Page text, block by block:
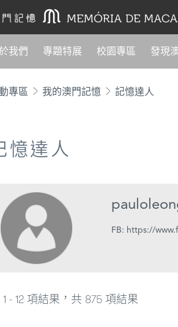
我們 專題特展 校園專區 發現
專區 我的澳門記憶 記憶達人
憶達人
FB: https://
1 - 12 項結果，共 875 項結果